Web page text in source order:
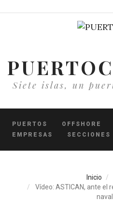
Siete islas, un
PUERTOS OFFSHORE
EMPRESAS
SECCIONES
Inicio
Vídeo: ASTICAN, ante el